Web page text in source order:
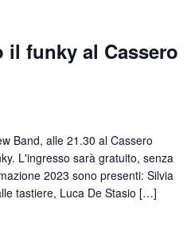
il funky al Cassero
Band, alle 21.30 al Cassero
L'ingresso sarà gratuito, senza
2023 sono presenti: Silvia
tastiere, Luca De Stasio […]